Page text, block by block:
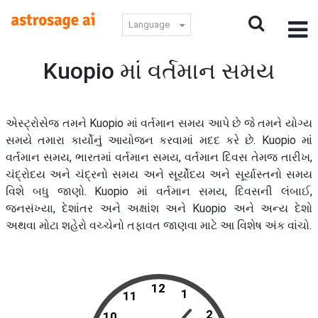
Language
Kuopio માં વર્તમાન સમય
એસ્ટ્રોસેજ તમને Kuopio માં વર્તમાન સમય આપે છે જે તમને યોગ્ય
સમયે તમારા કાર્યોનું આયોજન કરવામાં મદદ કરે છે. Kuopio માં
વર્તમાન સમય, ભારતમાં વર્તમાન સમય, વર્તમાન દિવસ તેમજ તારીખ,
ચંદ્રોદય અને ચંદ્રનો સમય અને સૂર્યોદય અને સૂર્યાસ્તનો સમય
વિશે બધુ જાણો. Kuopio માં વર્તમાન સમય, દિવસની લંબાઈ,
જનસંખ્યા, દેશાંતર અને અક્ષાંશ અને Kuopio અને અન્ય દેશો
અથવા મોટા શહેરો વચ્ચેનો તફાવત જાણવા માટે આ વિશેષ અંક વાંચો.
12
11
2
1